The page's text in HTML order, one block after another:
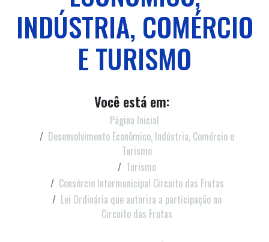
INDÚSTRIA, COMÉRCIO
E TURISMO
Você está em:
Página Inicial
Desenvolvimento Econômico, Indústria, Comércio e
Turismo
Turismo
Consórcio Intermunicipal Circuito das Frutas
Lei Ordinária que autoriza a participação no
Circuito das Frutas